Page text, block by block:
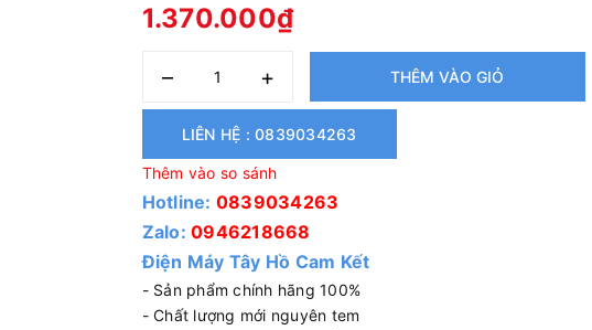
1.370.000₫
– + THÊM VÀO GIỎ
LIÊN HỆ : 0839034263
Thêm vào so sánh
Hotline: 0839034263
Zalo:0946218668
Điện Máy Tây Hồ Cam Kết
- Sản phẩm chính hãng 100%
- Chất lượng mới nguyên tem